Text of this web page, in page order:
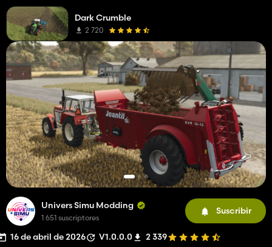
Univers Simu Modding
1 651 suscriptores
Suscribir
16 de abril de 2026 V1.0.0.0 2 339
Dark Crumble
2 720